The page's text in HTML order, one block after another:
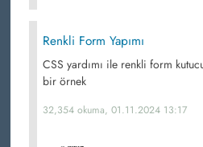
Renkli Form Yapımı
CSS yardımı ile renkli form
bir örnek
32,354 okuma, 01.11.2024 13:17